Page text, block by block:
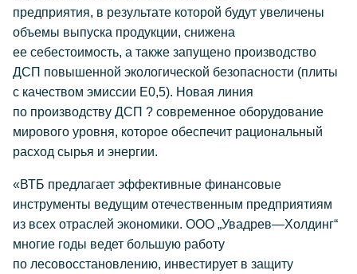
предприятия, в результате которой будут увеличены
объемы выпуска продукции, снижена
ее себестоимость, а также запущено производство
ДСП повышенной экологической безопасности (плиты
с качеством эмиссии Е0,5). Новая линия
по производству ДСП ? современное оборудование
мирового уровня, которое обеспечит рациональный
расход сырья и энергии.
«ВТБ предлагает эффективные финансовые
инструменты ведущим отечественным предприятиям
из всех отраслей экономики. ООО „Увадрев—Холдинг“
многие годы ведет большую работу
по лесовосстановлению, инвестирует в защиту